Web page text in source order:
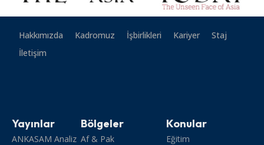
Hakkımızda Kadromuz İşbirlikleri Kariyer
Staj
İletişim
Yayınlar
ANKASAM Analiz
Bölgeler
Af & Pak
Konular
Eğitim